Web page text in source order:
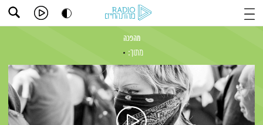
מהפכה
מתוך: